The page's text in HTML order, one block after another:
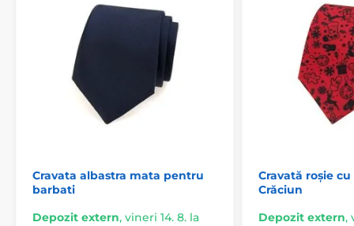
Cravata albastra mata pentru
barbati
Depozit extern, vineri 14. 8. la
Cravată roșie
Crăciun
Depozit extern,